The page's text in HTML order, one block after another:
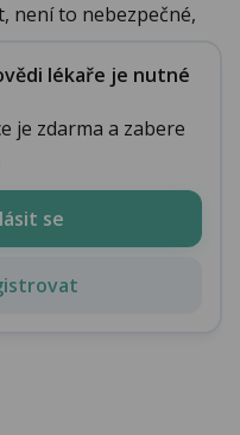
není to nebezpečné,
lékaře je nutné
je zdarma a zabere
se